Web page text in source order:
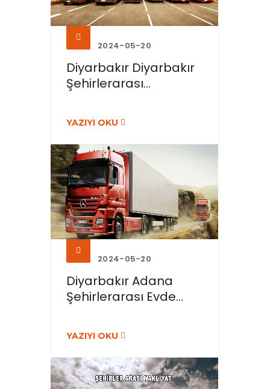
2024-05-20
Diyarbakır Diyarbakır
Şehirlerarası...
YAZIYI OKU
2024-05-20
Diyarbakır Adana
Şehirlerarası Evde...
YAZIYI OKU